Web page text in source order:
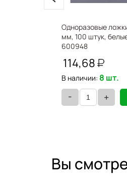
Одноразовые
мм, 100 штук,
600948
114,68
В наличии: 8 шт.
- +
Вы